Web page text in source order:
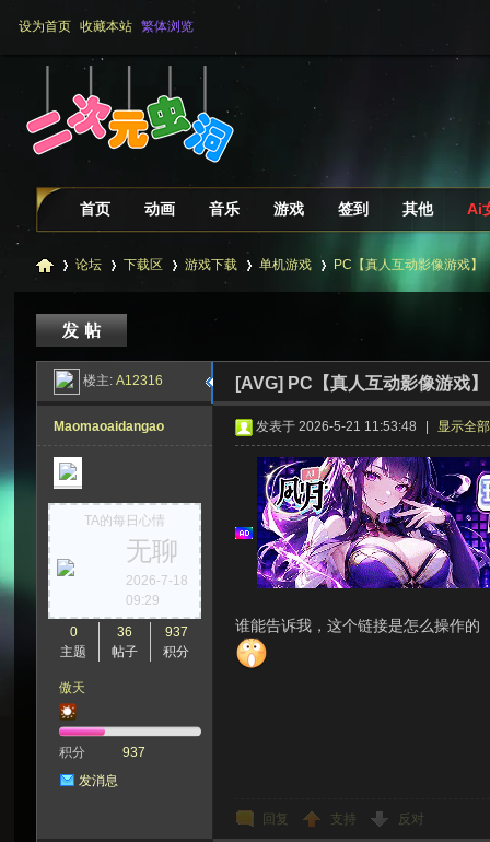
设为首页 收藏本站 繁体浏览
首页 动画 音乐 游戏 签到 其他 Ai
二
次
»
论坛
›
下载区
›
游戏下载
›
单机游戏
›
PC【真人互动影像游戏】
楼主:A12316 [AVG] PC【真人互动影像游戏
Maomaoaidangao
TA的每日心情
无聊
2026-7-18
09:29
0
主题
36
帖子
937
积分
傲天
积分
937
发消息
发表于 2026-5-21 11:53:48 显示全
谁能告诉我，这个链接是怎么操作的
回复 支持 反对